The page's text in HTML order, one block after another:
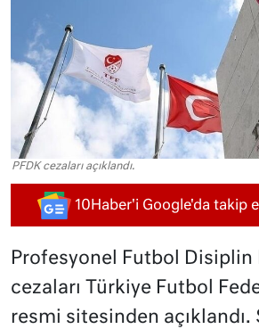
PFDK cezaları açıklandı.
10Haber'i Google'da takip
Profesyonel Futbol Disiplin
cezaları Türkiye Futbol
resmi sitesinden açıklandı.